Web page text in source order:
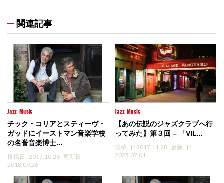
関連記事
Jazz Music
チック・コリアとスティーヴ・
ガッドにイーストマン音楽学校
の名誉音楽博士...
投稿日 : 2017.10.26 更新日 :
2018.09.26
Jazz Music
【あの伝説のジャズクラブへ行
ってみた】第３回 – 「VIL...
投稿日 : 2017.11.28 更新日 :
2025.07.01